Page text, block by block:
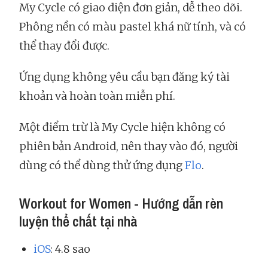
My Cycle có giao diện đơn giản, dễ theo dõi.
Phông nền có màu pastel khá nữ tính, và có
thể thay đổi được.
Ứng dụng không yêu cầu bạn đăng ký tài
khoản và hoàn toàn miễn phí.
Một điểm trừ là My Cycle hiện không có
phiên bản Android, nên thay vào đó, người
dùng có thể dùng thử ứng dụngFlo.
Workout for Women - Hướng dẫn rèn
luyện thể chất tại nhà
iOS: 4.8 sao